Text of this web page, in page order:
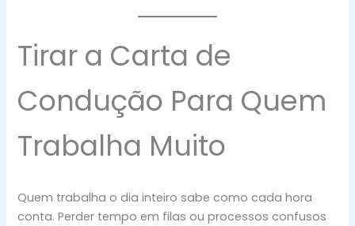
Tirar a Carta de
Condução Para Quem
Trabalha Muito
Quem trabalha o dia inteiro sabe como cada hora
conta. Perder tempo em filas ou processos confusos